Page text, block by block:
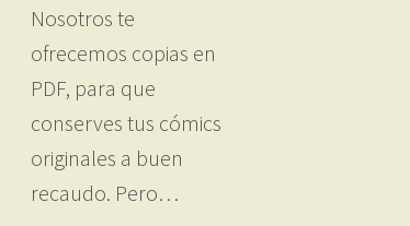
Nosotros te
ofrecemos copias en
PDF, para que
conserves tus cómics
originales a buen
recaudo. Pero…